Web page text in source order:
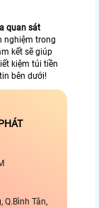
quan sát
nghiệm trong
kết sẽ giúp
kiệm túi tiền
bên dưới!
Q.Bình Tân,